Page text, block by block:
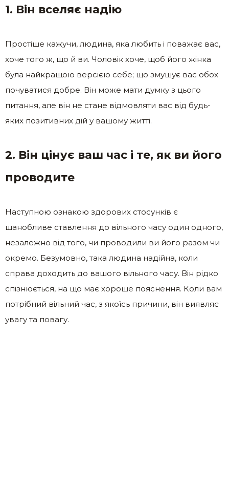
1. Він вселяє надію
Простіше кажучи, людина, яка любить і поважає вас,
хоче того ж, що й ви. Чоловік хоче, щоб його жінка
була найкращою версією себе; що змушує вас обох
почуватися добре. Він може мати думку з цього
питання, але він не стане відмовляти вас від будь-
яких позитивних дій у вашому житті.
2. Він цінує ваш час і те, як ви його
проводите
Наступною ознакою здорових стосунків є
шанобливе ставлення до вільного часу один одного,
незалежно від того, чи проводили ви його разом чи
окремо. Безумовно, така людина надійна, коли
справа доходить до вашого вільного часу. Він рідко
спізнюється, на що має хороше пояснення. Коли вам
потрібний вільний час, з якоїсь причини, він виявляє
увагу та повагу.